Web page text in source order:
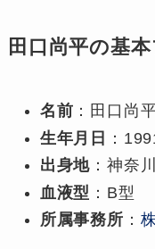
田口尚平の基
名前 ：田口尚
生年月日
：
出身地 ：神奈
血液型 ：B型
所属事務所 ：